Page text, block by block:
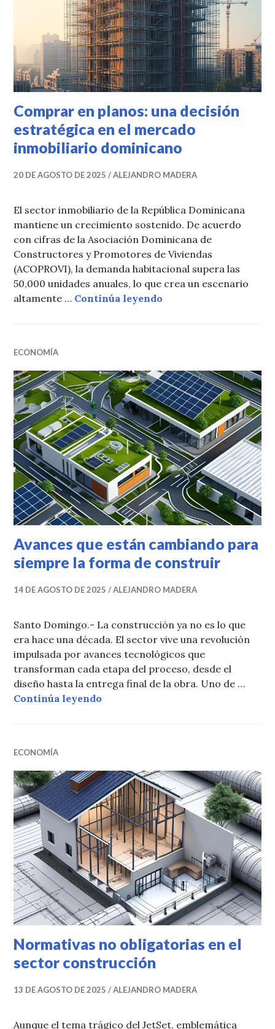
Comprar en planos: una decisión
estratégica en el mercado
inmobiliario dominicano
20 DE AGOSTO DE 2025 ALEJANDRO MADERA
El sector inmobiliario de la República Dominicana
mantiene un crecimiento sostenido. De acuerdo
con cifras de la Asociación Dominicana de
Constructores y Promotores de Viviendas
(ACOPROVI), la demanda habitacional supera las
50,000 unidades anuales, lo que crea un escenario
altamente … Continúa leyendo
ECONOMÍA
Avances que están cambiando para
siempre la forma de construir
14 DE AGOSTO DE 2025 ALEJANDRO MADERA
Santo Domingo.- La construcción ya no es lo que
era hace una década. El sector vive una revolución
impulsada por avances tecnológicos que
transforman cada etapa del proceso, desde el
diseño hasta la entrega final de la obra. Uno de …
Continúa leyendo
ECONOMÍA
Normativas no obligatorias en el
sector construcción
13 DE AGOSTO DE 2025 ALEJANDRO MADERA
Aunque el tema trágico del JetSet, emblemática